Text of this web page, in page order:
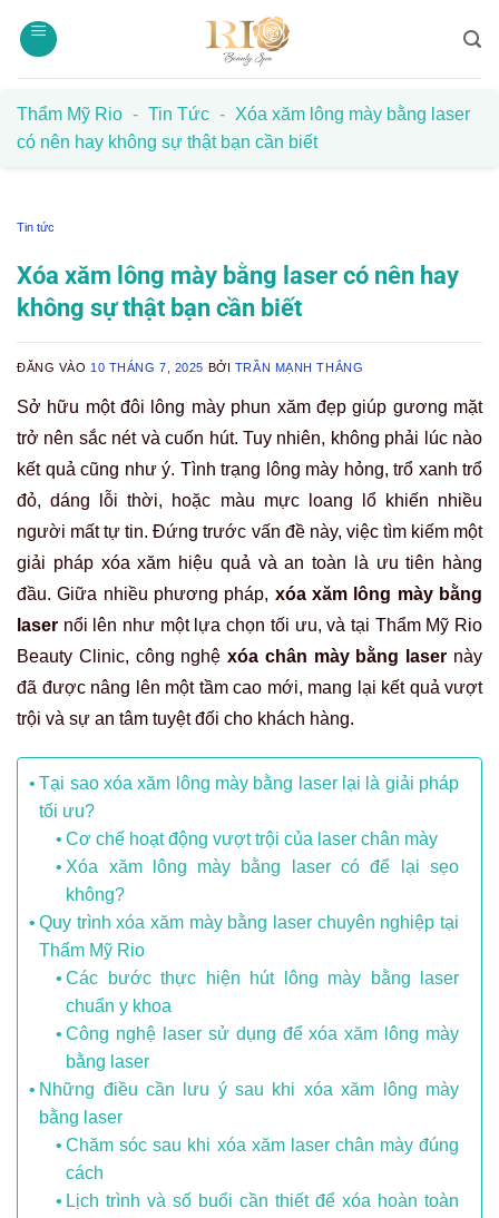
qua
Thẩm Mỹ Rio - Tin Tức - Xóa xăm lông mày bằng laser
có nên hay không sự thật bạn cần biết
Tin tức
Xóa xăm lông mày bằng laser có nên hay
không sự thật bạn cần biết
ĐĂNG VÀO 10 THÁNG 7, 2025 BỞI TRẦN MẠNH THẮNG
Sở hữu một đôi lông mày phun xăm đẹp giúp gương mặt
trở nên sắc nét và cuốn hút. Tuy nhiên, không phải lúc nào
kết quả cũng như ý. Tình trạng lông mày hỏng, trổ xanh trổ
đỏ, dáng lỗi thời, hoặc màu mực loang lổ khiến nhiều
người mất tự tin. Đứng trước vấn đề này, việc tìm kiếm một
giải pháp xóa xăm hiệu quả và an toàn là ưu tiên hàng
đầu. Giữa nhiều phương pháp, xóa xăm lông mày bằng
laser nổi lên như một lựa chọn tối ưu, và tại Thẩm Mỹ Rio
Beauty Clinic, công nghệxóa chân mày bằng laser này
đã được nâng lên một tầm cao mới, mang lại kết quả vượt
trội và sự an tâm tuyệt đối cho khách hàng.
Tại sao xóa xăm lông mày bằng laser lại là giải pháp
tối ưu?
Cơ chế hoạt động vượt trội của laser chân mày
Xóa xăm lông mày bằng laser có để lại sẹo
không?
Quy trình xóa xăm mày bằng laser chuyên nghiệp tại
Thẩm Mỹ Rio
Các bước thực hiện hút lông mày bằng laser
chuẩn y khoa
Công nghệ laser sử dụng để xóa xăm lông mày
bằng laser
Những điều cần lưu ý sau khi xóa xăm lông mày
bằng laser
Chăm sóc sau khi xóa xăm laser chân mày đúng
cách
Lịch trình và số buổi cần thiết để xóa hoàn toàn